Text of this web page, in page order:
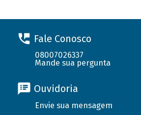
Fale Conosco
08007026337
Mande sua pergunta
Ouvidoria
Envie sua mensagem